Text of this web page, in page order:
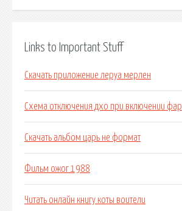
Links to Important Stuff
Скачать приложение леруа мерлен
Схема отключения дхо при включении фар
Скачать альбом царь не формат
Фильм ожог 1988
Читать онлайн книгу коты воители